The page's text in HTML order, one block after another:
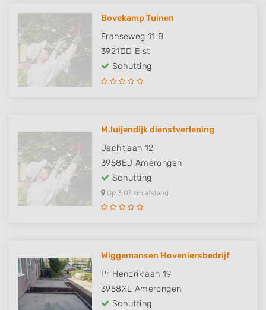
Bovekamp Tuinen
Franseweg 11 B
3921DD Elst
Schutting
M.luijendijk dienstverlening
Jachtlaan 12
3958EJ Amerongen
Schutting
Op 3,07 km afstand
Wiggemansen Hoveniersbedrijf
Pr Hendriklaan 19
3958XL Amerongen
Schutting